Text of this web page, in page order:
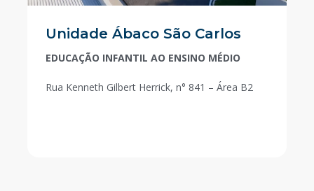
Unidade Ábaco São Carlos
EDUCAÇÃO INFANTIL AO ENSINO MÉDIO
Rua Kenneth Gilbert Herrick, n° 841 – Área B2